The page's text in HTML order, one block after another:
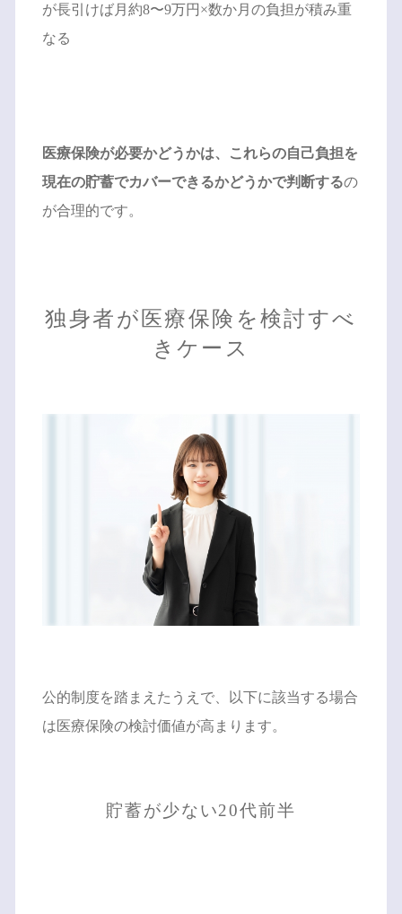
が長引けば月約8〜9万円×数か月の負担が積み重
なる
医療保険が必要かどうかは、これらの自己負担を
現在の貯蓄でカバーできるかどうかで判断するの
が合理的です。
独身者が医療保険を検討すべ
きケース
公的制度を踏まえたうえで、以下に該当する場合
は医療保険の検討価値が高まります。
貯蓄が少ない20代前半